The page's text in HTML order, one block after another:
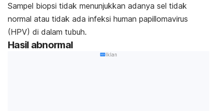
Sampel biopsi tidak menunjukkan adanya sel tidak
normal atau tidak ada infeksi human papillomavirus
(HPV) di dalam tubuh.
Hasil abnormal
Iklan